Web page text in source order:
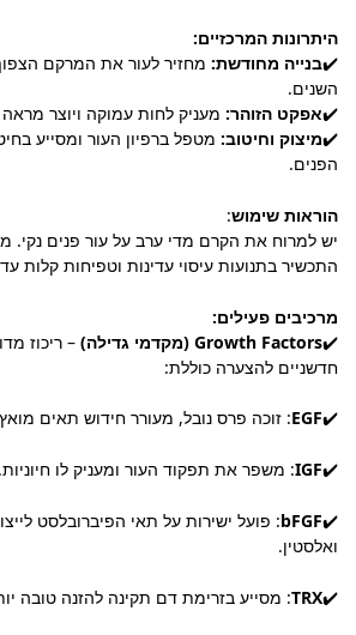
היתרונות המרכזיים:
✔️בנייה מחודשת: מחזיר לעור את המרקם
השנים.
✔️אפקט הזוהר: מעניק לחות עמוקה ויוצר מראה
✔️מיצוק וחיטוב: מטפל ברפיון העור ומסייע
הפנים.
הוראות שימוש:
יש למרוח את הקרם מדי ערב על עור פנים נקי.
התכשיר בתנועות עיסוי עדינות וטפיחות קלות
מרכיבים פעילים:
✔️Growth Factors (מקדמי גדילה)
חדשניים להצערה כוללת:
✔️
EGF: זוכה פרס נובל, מעורר חידוש תאים
✔️
IGF: משפר את תפקוד העור ומעניק לו חיוניות.
✔️
bFGF: פועל ישירות על תאי הפיברובלסט
ואלסטין.
✔️
TRX: מסייע בזרימת דם תקינה להזנה טובה